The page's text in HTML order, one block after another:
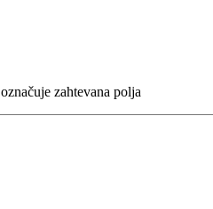
označuje zahtevana polja